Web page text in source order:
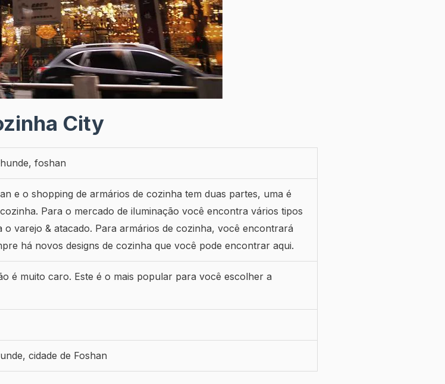
City
foshan
e o shopping de armários de cozinha tem duas partes, uma é
Para o mercado de iluminação você encontra vários tipos
varejo & atacado. Para armários de cozinha, você encontrará
há novos designs de cozinha que você pode encontrar aqui.
é muito caro. Este é o mais popular para você escolher a
cidade de Foshan